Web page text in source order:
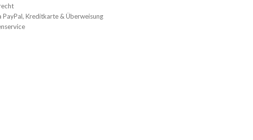
PayPal, Kreditkarte & Überweisung